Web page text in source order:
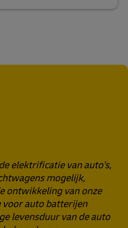
elektrificatie van auto's,
mogelijk,
ontwikkeling van onze
voor auto batterijen
levensduur van de auto